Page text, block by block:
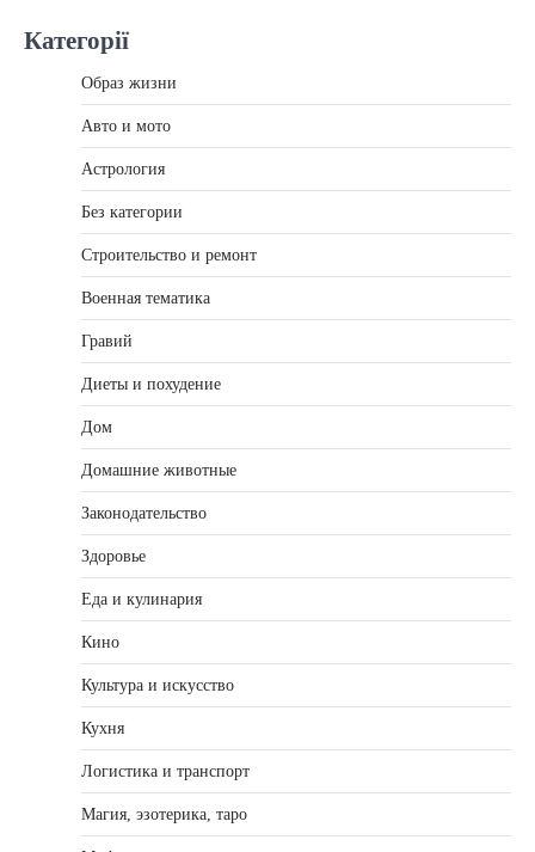
Категорії
Образ жизни
Авто и мото
Астрология
Без категории
Строительство и ремонт
Военная тематика
Гравий
Диеты и похудение
Дом
Домашние животные
Законодательство
Здоровье
Еда и кулинария
Кино
Культура и искусство
Кухня
Логистика и транспорт
Магия, эзотерика, таро